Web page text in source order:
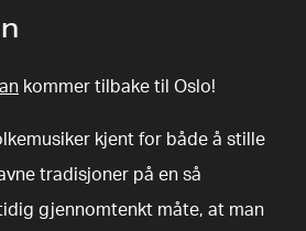
kommer tilbake til Oslo!
kjent for både å stille
tradisjoner på en så
gjennomtenkt måte, at man